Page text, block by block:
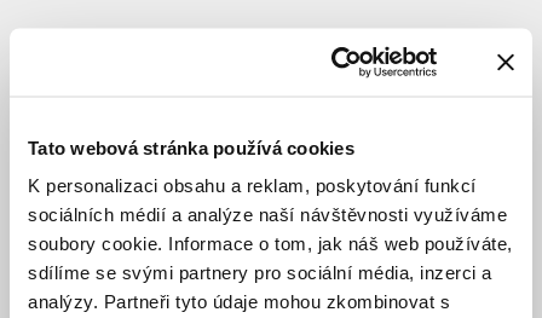
Tato webová stránka používá cookies
K personalizaci obsahu a reklam, poskytování funkcí
sociálních médií a analýze naší návštěvnosti využíváme
soubory cookie. Informace o tom, jak náš web používáte,
sdílíme se svými partnery pro sociální média, inzerci a
analýzy. Partneři tyto údaje mohou zkombinovat s
SUBJECT
Matějka
Pavla
author